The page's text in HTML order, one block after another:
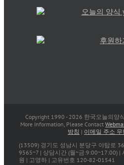
Copyright 1990 - 2026 한국오늘의양
More Information, Please Contact
방침 | 이메일 주소
(13509) 경기도 성남시 분당구 야탑로
9565~7 | 상담시간 (월~금:9:00~17:00) |
원 | 고영하 | 고유번호 120-82-01541